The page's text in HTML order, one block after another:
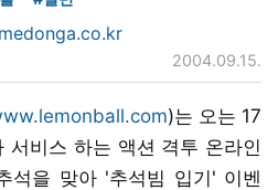
2004.09.15.
)는 오는 17
서비스 하는 액션 격투 온라인
석을 맞아 '추석빔 입기' 이벤